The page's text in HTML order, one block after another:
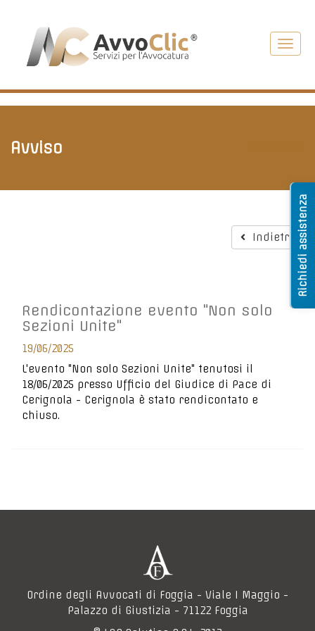
Richiedi assistenza
Avviso
Indietro
Rendicontazione evento "Non solo
Sezioni Unite"
19/06/2025
L'evento "Non solo Sezioni Unite" tenutosi il
18/06/2025 presso Ufficio del Giudice di Pace di
Cerignola - Cerignola è stato rendicontato e
chiuso.
Ordine degli Avvocati di Foggia - Viale I Maggio -
Palazzo di Giustizia - 71122 Foggia